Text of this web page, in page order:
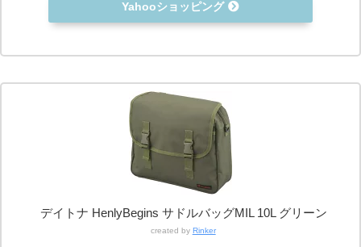
Yahooショッピング
デイトナ HenlyBegins サドルバッグMIL 10L グリーン
created by Rinker